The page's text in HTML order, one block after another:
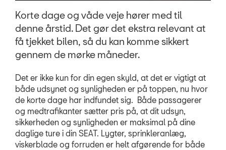
Aktuelt
OM OS
Korte dage og våde veje hører med til
denne årstid. Det gør det ekstra relevant at
få tjekket bilen, så du kan komme sikkert
gennem de mørke måneder.
Det er ikke kun for din egen skyld, at det er vigtigt at
både udsynet og synligheden er på toppen, nu hvor
de korte dage har indfundet sig. Både passagerer
og medtrafikanter sætter pris på, at dit udsyn,
sikkerheden og synligheden er maksimal på dine
daglige ture i din SEAT. Lygter, sprinkleranlæg,
viskerblade og forruden er helt afgørende for både